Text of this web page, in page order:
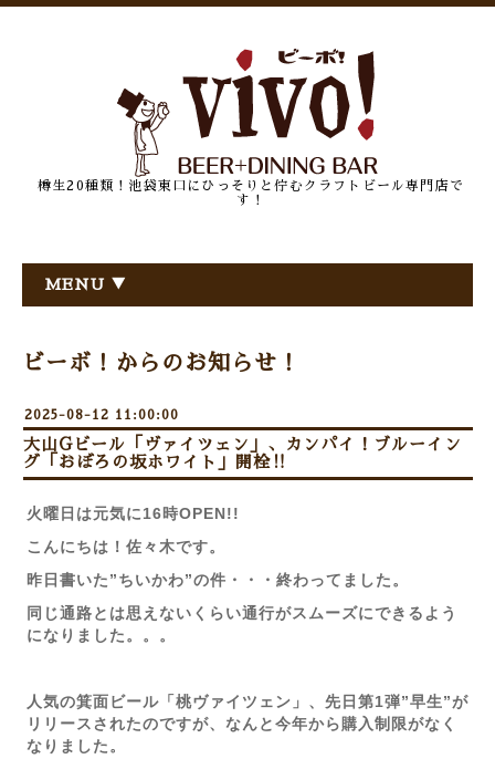
樽生20種類！池袋東口にひっそりと佇むクラフトビール専門店で
す！
MENU ▼
ビーボ！からのお知らせ！
2025-08-12 11:00:00
大山Gビール「ヴァイツェン」、カンパイ！ブルーイン
グ「おぼろの坂ホワイト」開栓‼
火曜日は元気に16時OPEN!!
こんにちは！佐々木です。
昨日書いた”ちいかわ”の件・・・終わってました。
同じ通路とは思えないくらい通行がスムーズにできるよう
になりました。。。
人気の箕面ビール「桃ヴァイツェン」、先日第1弾”早生”が
リリースされたのですが、なんと今年から購入制限がなく
なりました。